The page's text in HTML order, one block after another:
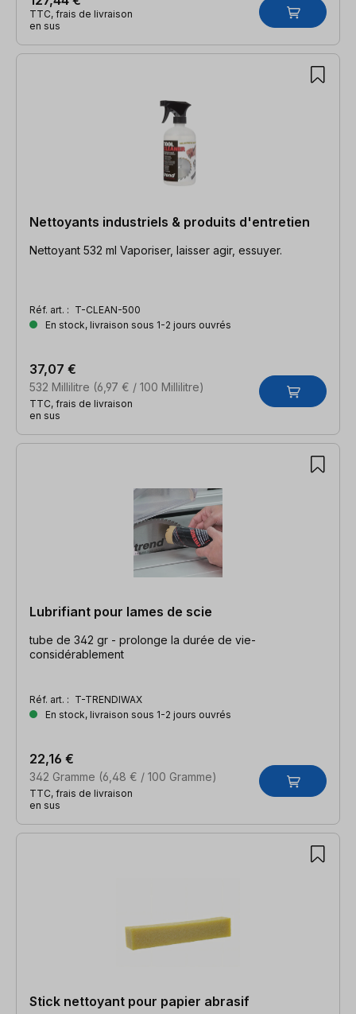
TTC, frais de livraison
en sus
Nettoyants industriels & produits d'entretien
Nettoyant 532 ml Vaporiser, laisser agir, essuyer.
Réf. art. : T-CLEAN-500
En stock, livraison sous 1-2 jours ouvrés
532 Millilitre (6,97 € / 100 Millilitre)
37,07 €
TTC, frais de livraison
en sus
Lubrifiant pour lames de scie
tube de 342 gr - prolonge la durée de vie-
considérablement
Réf. art. : T-TRENDIWAX
En stock, livraison sous 1-2 jours ouvrés
342 Gramme (6,48 € / 100 Gramme)
22,16 €
TTC, frais de livraison
en sus
Stick nettoyant pour papier abrasif